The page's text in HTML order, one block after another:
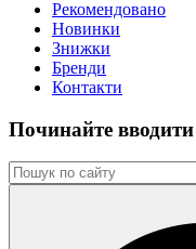
Рекомендовано
Новинки
Знижки
Бренди
Контакти
Починайте